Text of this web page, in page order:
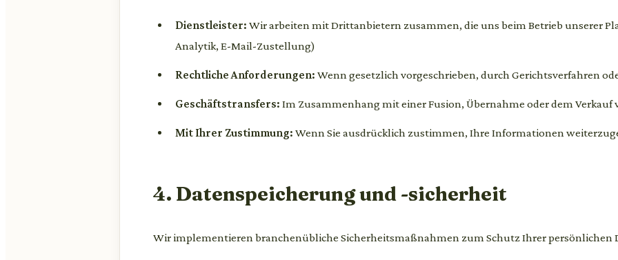
Dienstleister: Wir arbeiten mit Drittanbietern zusammen, die uns beim Betrieb unserer
Analytik, E-Mail-Zustellung)
Rechtliche Anforderungen: Wenn gesetzlich vorgeschrieben, durch Gerichtsverfahren
Geschäftstransfers: Im Zusammenhang mit einer Fusion, Übernahme oder dem Verkauf
Mit Ihrer Zustimmung: Wenn Sie ausdrücklich zustimmen, Ihre Informationen
4. Datenspeicherung und -sicherheit
Wir implementieren branchenübliche Sicherheitsmaßnahmen zum Schutz Ihrer persönlichen